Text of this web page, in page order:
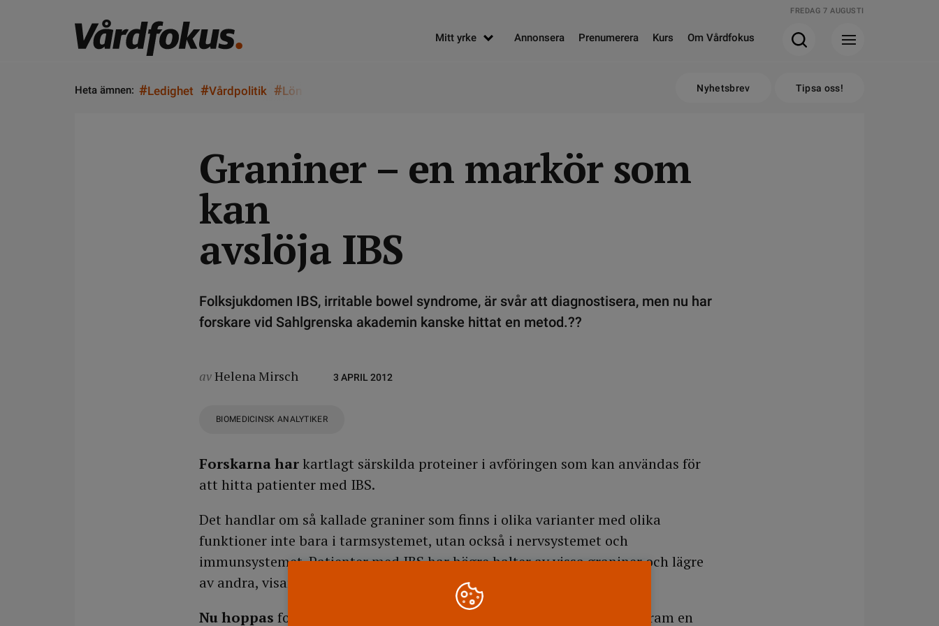
FREDAG 7 AUGUSTI
Mitt yrke Annonsera Prenumerera Kurs Om Vårdfokus
Heta ämnen: #Ledighet #Vårdpolitik #Lön Nyhetsbrev Tipsa oss!
Graniner – en markör som
kan
avslöja IBS
Folksjukdomen IBS, irritable bowel syndrome, är svår att diagnostisera, men nu har
forskare vid Sahlgrenska akademin kanske hittat en metod.??
avHelena Mirsch 3 APRIL 2012
BIOMEDICINSK ANALYTIKER
Forskarna harkartlagt särskilda proteiner i avföringen som kan användas för
att hitta patienter med IBS.
Det handlar om så kalla­de graniner som finns i olika varianter med olika
funktioner inte bara i tarm­systemet, utan också i nervsystemet och
immunsystemet. Patienter med IBS har högre halter av vissa graniner och lägre
av andra, visar studierna vid Sahlgrenska akademin.
Nu hoppas forskarna att fördjupade studier ska göra att man kan ta fram en